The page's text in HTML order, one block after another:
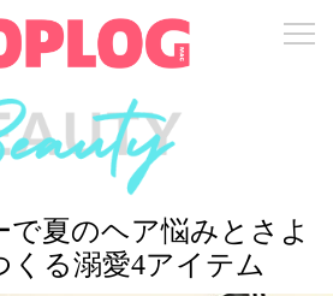
で夏のヘア悩みとさよ
くる溺愛4アイテム